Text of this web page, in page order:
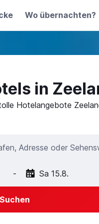
Wo übernachten?
in
Hotelangebote
- Sa 15.8.
Suchen